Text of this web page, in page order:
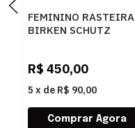
FEMININO RASTEIRA
BIRKEN SCHUTZ
CRISTAL
R$ 450,00
5 x de R$ 90,00